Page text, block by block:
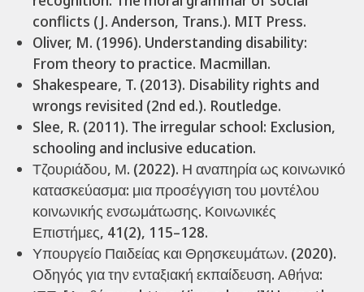
conflicts (J. Anderson, Trans.). MIT Press.
Oliver, M. (1996). Understanding disability:
From theory to practice. Macmillan.
Shakespeare, T. (2013). Disability rights and
wrongs revisited (2nd ed.). Routledge.
Slee, R. (2011). The irregular school: Exclusion,
schooling and inclusive education.
Τζουριάδου, Μ. (2022). Η αναπηρία ως κοινωνικό
κατασκεύασμα: μια προσέγγιση του μοντέλου
κοινωνικής ενσωμάτωσης. Κοινωνικές
Επιστήμες, 41(2), 115–128.
Υπουργείο Παιδείας και Θρησκευμάτων. (2020).
Οδηγός για την ενταξιακή εκπαίδευση. Αθήνα: